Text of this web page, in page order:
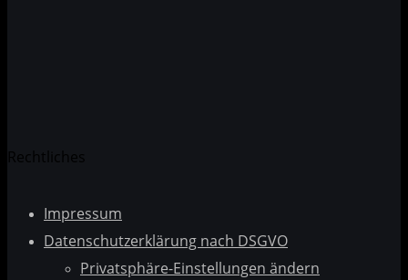
Rechtliches
Impressum
Datenschutzerklärung nach DSGVO
Privatsphäre-Einstellungen ändern